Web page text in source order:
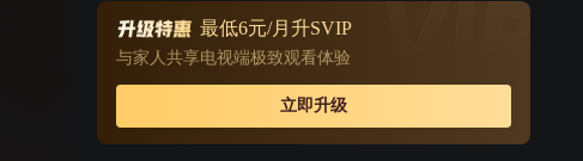
萌可们一起开启了捕捉甜心萌可的新篇章！
最低6元/月升SVIP
与家人共享电视端极致观看体验
立即升级